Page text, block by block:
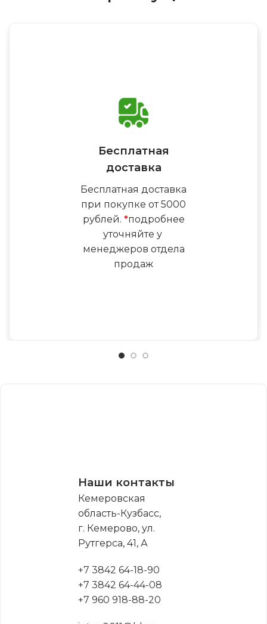
Бесплатная
доставка
Бесплатная доставка
при покупке от 5000
рублей. *подробнее
уточняйте у
менеджеров отдела
продаж
Наши контакты
Кемеровская
область-Кузбасс,
г. Кемерово, ул.
Рутгерса, 41, А
+7 3842 64-18-90
+7 3842 64-44-08
+7 960 918-88-20